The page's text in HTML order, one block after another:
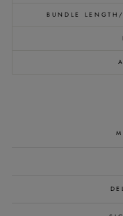
BUNDLE